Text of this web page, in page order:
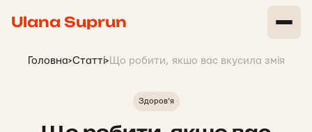
Ulana Suprun
Головна>Статті> Що робити, якшо вас вкусила змія
Здоров'я